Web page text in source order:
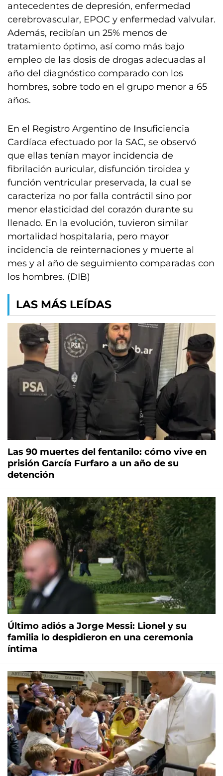
antecedentes de depresión, enfermedad
cerebrovascular, EPOC y enfermedad valvular.
Además, recibían un 25% menos de
tratamiento óptimo, así como más bajo
empleo de las dosis de drogas adecuadas al
año del diagnóstico comparado con los
hombres, sobre todo en el grupo menor a 65
años.
En el Registro Argentino de Insuficiencia
Cardíaca efectuado por la SAC, se observó
que ellas tenían mayor incidencia de
fibrilación auricular, disfunción tiroidea y
función ventricular preservada, la cual se
caracteriza no por falla contráctil sino por
menor elasticidad del corazón durante su
llenado. En la evolución, tuvieron similar
mortalidad hospitalaria, pero mayor
incidencia de reinternaciones y muerte al
mes y al año de seguimiento comparadas con
los hombres. (DIB)
LAS MÁS LEÍDAS
Las 90 muertes del fentanilo: cómo vive en
prisión García Furfaro a un año de su
detención
Último adiós a Jorge Messi: Lionel y su
familia lo despidieron en una ceremonia
íntima